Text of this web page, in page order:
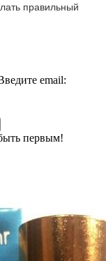
правильный
email:
первым!